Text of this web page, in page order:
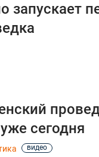
запускает
сегодня
видео